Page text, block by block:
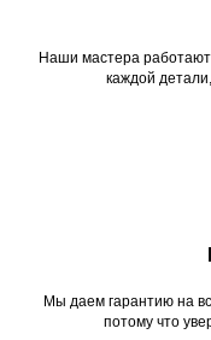
Наши мастера
каждой
Мы даем гарантию на
потому что